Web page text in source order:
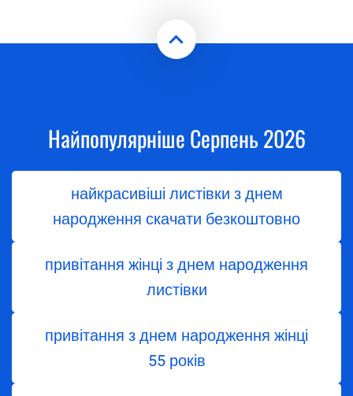
Найпопулярніше Серпень 2026
найкрасивіші листівки з днем
народження скачати безкоштовно
привітання жінці з днем народження
листівки
привітання з днем народження жінці
55 років